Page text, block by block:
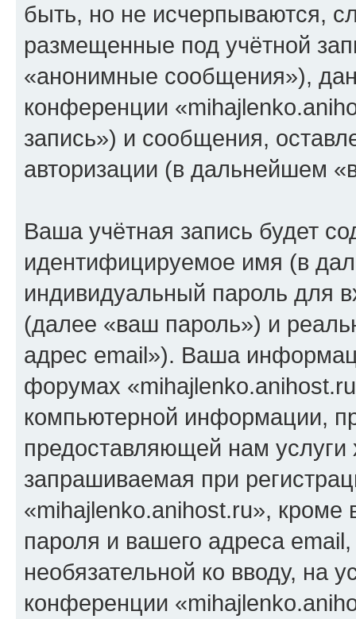
быть, но не исчерпываются,
размещенные под учётной
«анонимные сообщения»),
конференции
запись») и сообщения,
авторизации (в дальнейшем
Ваша учётная запись будет
идентифицируемое имя (в
индивидуальный пароль для
(далее «ваш пароль») и
адрес email»). Ваша
форумах
компьютерной информации,
предоставляющей нам
запрашиваемая при
«mihajlenko.anihost.ru», кроме
пароля и вашего адреса
необязательной ко вводу, на
конференции